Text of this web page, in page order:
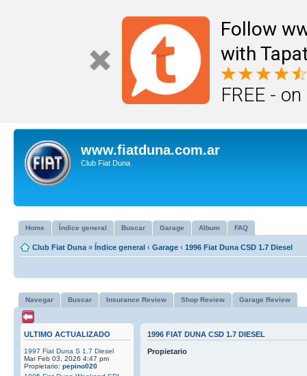
Follow
with
FREE -
www.fiatduna.com.ar
Club Fiat Duna
Home Índice general Buscar Garage Album FAQ
Club Fiat Duna » Índice general ‹ Garage ‹ 1996 Fiat Duna CSD 1.7 Diesel
Navegar Buscar Insurance Review Shop Review Garage Review
ULTIMO ACTUALIZADO
1997 Fiat Duna S 1.7 Diesel
Mar Feb 03, 2026 4:47 pm
Propietario: pepino020
1996 FIAT DUNA CSD 1.7 DIESEL
Propietario